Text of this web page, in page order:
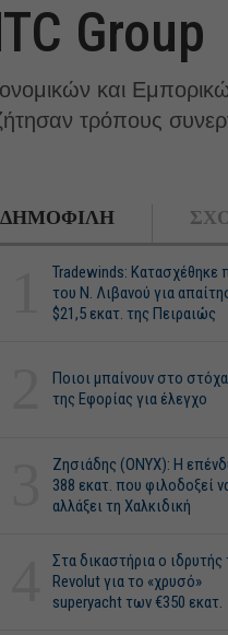
Group
και
τρόπους
ΔΗΜΟΦΙΛΗ
Tradewinds: Κατασχέθηκε
του Ν. Λιβανού για
$21,5 εκατ. της Πειραιώς
Ποιοι μπαίνουν στο
της Εφορίας για έλεγχο
Ζησιάδης (ONYX): Η
388 εκατ. που φιλοδοξεί
αλλάξει τη Χαλκιδική
Στα δικαστήρια ο ιδρυτής
Revolut για το «χρυσό»
superyacht των €350 εκατ.